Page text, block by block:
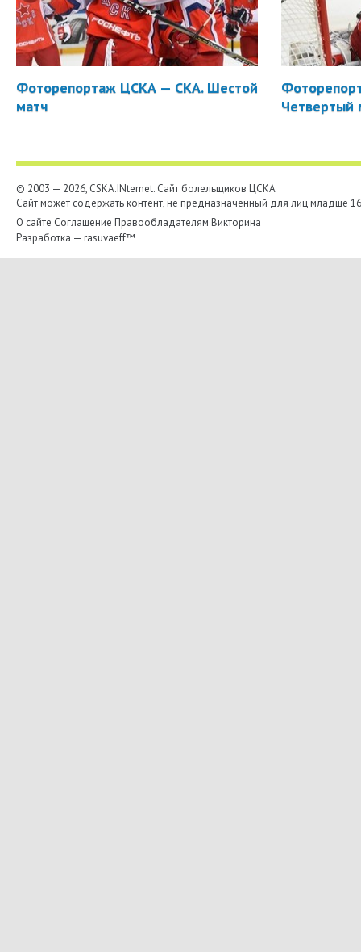
Фоторепортаж ЦСКА — СКА. Шестой
матч
Четвертый
© 2003 — 2026, CSKA.INternet. Cайт болельщиков ЦСКА
Сайт может содержать контент, не предназначенный для лиц младше
О сайте Соглашение Правообладателям Викторина
Разработка — rasuvaeff™